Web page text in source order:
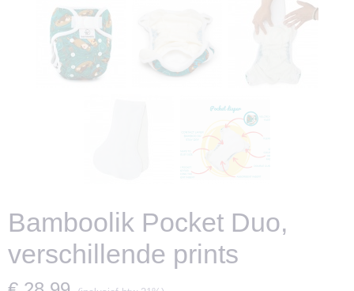
Bamboolik Pocket Duo,
verschillende prints